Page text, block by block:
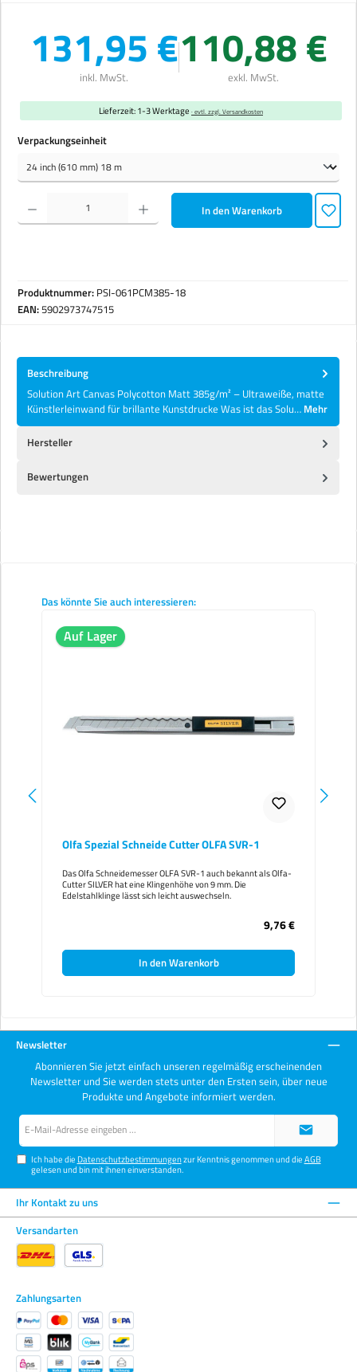
131,95 €
inkl. MwSt.
110,88 €
exkl. MwSt.
Lieferzeit: 1-3 Werktage · evtl. zzgl. Versandkosten
Verpackungseinheitauswählen
Produkt Anzahl: Gib den gewünschten Wert ein oder benutze die Schaltflächen um die Anzahl zu
In den Warenkorb
Produktnummer: PSI-061PCM385-18
EAN:5902973747515
Beschreibung
Solution Art Canvas Polycotton Matt 385g/m² – Ultraweiße, matte
Künstlerleinwand für brillante Kunstdrucke Was ist das Solu… Mehr
Hersteller
Bewertungen
Produktgalerie überspringen
Das könnte Sie auch interessieren:
Auf Lager
Olfa Spezial Schneide Cutter OLFA SVR-1
Das Olfa Schneidemesser OLFA SVR-1 auch bekannt als Olfa-
Cutter SILVER hat eine Klingenhöhe von 9 mm. Die
Edelstahlklinge lässt sich leicht auswechseln.
9,76 €
In den Warenkorb
Newsletter
Abonnieren Sie jetzt einfach unseren regelmäßig erscheinenden
Newsletter und Sie werden stets unter den Ersten sein, über neue
Produkte und Angebote informiert werden.
Ich habe die Datenschutzbestimmungenzur Kenntnis genommen und dieAGB
gelesen und bin mit ihnen einverstanden.
Ihr Kontakt zu uns
Versandarten
Zahlungsarten